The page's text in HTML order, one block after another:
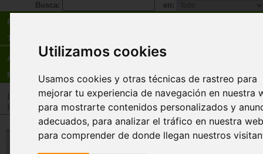
Utilizamos cookies
Usamos cookies y otras técnicas de rastreo para
mejorar tu experiencia de navegación en nuestra
para mostrarte contenidos personalizados y
adecuados, para analizar el tráfico en nuestra
para comprender de donde llegan nuestros
Busca: en:
Recetas
Tienda
Actualidad
Registro
>Tienda>Libros>Menú >Recetarios general
>Tienda>Libros>Especialidades>Rápida
30 menús para cocinar en 30